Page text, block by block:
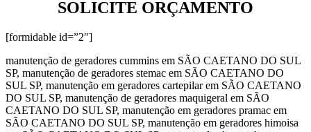
SOLICITE ORÇAMENTO
[formidable id=”2″]
manutenção de geradores cummins em SÃO CAETANO DO SUL
SP, manutenção de geradores stemac em SÃO CAETANO DO
SUL SP, manutenção em geradores cartepilar em SÃO CAETANO
DO SUL SP, manutenção de geradores maquigeral em SÃO
CAETANO DO SUL SP, manutenção em geradores pramac em
SÃO CAETANO DO SUL SP, manutenção em geradores himoisa